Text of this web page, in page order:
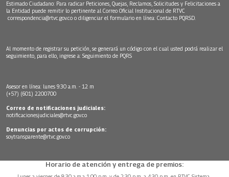
Estimado Ciudadano: Para radicar Peticiones, Quejas, Reclamos, Solicitudes y Felicitaciones a
la Entidad puede remitir lo pertinente al Correo Oficial Institucional de RTVC
correspondencia@rtvc.gov.co o diligenciar el formulario en línea: Contacto PQRSD.
Al momento de registrar su petición, se generará un código con el cual usted podrá realizar el
seguimiento, para ello, ingrese a: Seguimiento de PQRS
Asesor en línea: lunes 9:30 a.m. - 12 m
(+57) (601) 2200700
Correo de notificaciones judiciales:
notificacionesjudiciales@rtvc.gov.co
Denuncias por actos de corrupción:
soytransparente@rtvc.gov.co
Horario de atención y entrega de premios: